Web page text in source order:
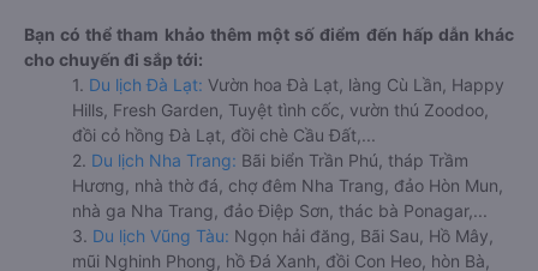
Bạn có thể tham khảo thêm một số điểm đến hấp dẫn khác
cho chuyến đi sắp tới:
1. Du lịch Đà Lạt: Vườn hoa Đà Lạt, làng Cù Lần, Happy
Hills, Fresh Garden, Tuyệt tình cốc, vườn thú Zoodoo,
đồi cỏ hồng Đà Lạt, đồi chè Cầu Đất,...
2. Du lịch Nha Trang: Bãi biển Trần Phú, tháp Trầm
Hương, nhà thờ đá, chợ đêm Nha Trang, đảo Hòn Mun,
nhà ga Nha Trang, đảo Điệp Sơn, thác bà Ponagar,...
3. Du lịch Vũng Tàu: Ngọn hải đăng, Bãi Sau, Hồ Mây,
mũi Nghinh Phong, hồ Đá Xanh, đồi Con Heo, hòn Bà,